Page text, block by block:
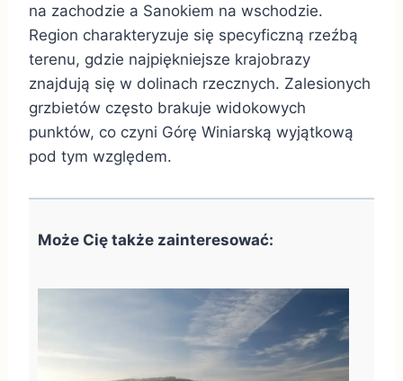
na zachodzie a Sanokiem na wschodzie.
Region charakteryzuje się specyficzną rzeźbą
terenu, gdzie najpiękniejsze krajobrazy
znajdują się w dolinach rzecznych. Zalesionych
grzbietów często brakuje widokowych
punktów, co czyni Górę Winiarską wyjątkową
pod tym względem.
Może Cię także zainteresować: